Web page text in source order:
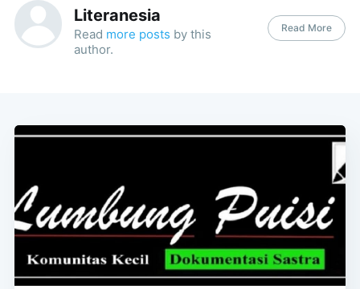
Literanesia
Read more posts by this
author.
Read More